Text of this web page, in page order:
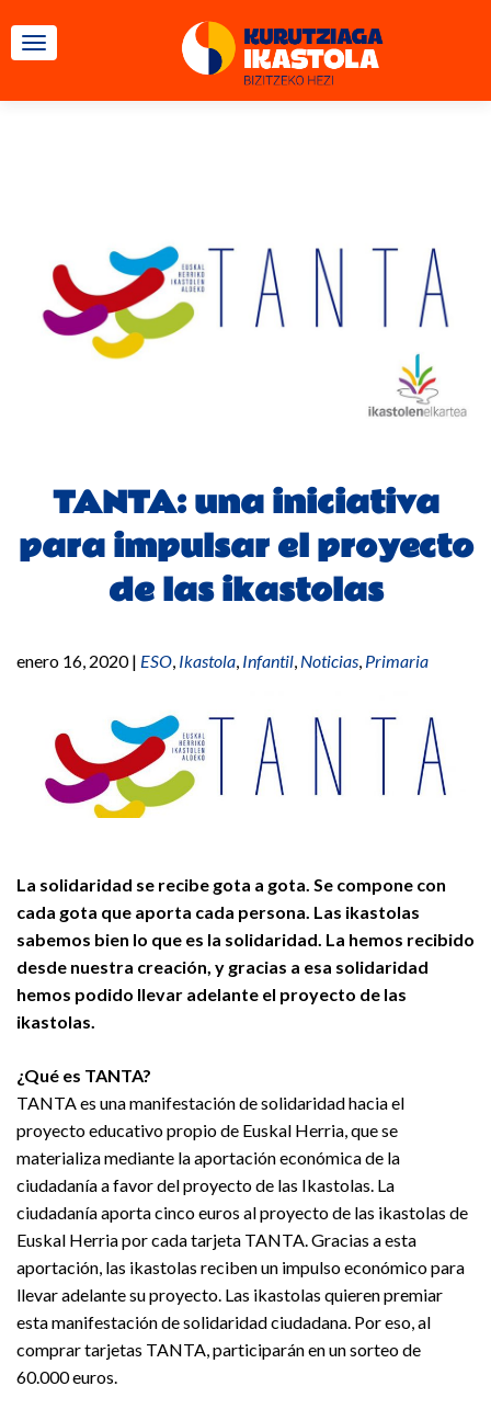
CAMBIAR NAVEGACIÓN
TANTA: una iniciativa
para impulsar el proyecto
de las ikastolas
enero 16, 2020| ESO, Ikastola, Infantil, Noticias, Primaria
La solidaridad se recibe gota a gota. Se compone con
cada gota que aporta cada persona. Las ikastolas
sabemos bien lo que es la solidaridad. La hemos recibido
desde nuestra creación, y gracias a esa solidaridad
hemos podido llevar adelante el proyecto de las
ikastolas.
¿Qué es TANTA?
TANTA es una manifestación de solidaridad hacia el
proyecto educativo propio de Euskal Herria, que se
materializa mediante la aportación económica de la
ciudadanía a favor del proyecto de las Ikastolas. La
ciudadanía aporta cinco euros al proyecto de las ikastolas de
Euskal Herria por cada tarjeta TANTA. Gracias a esta
aportación, las ikastolas reciben un impulso económico para
llevar adelante su proyecto. Las ikastolas quieren premiar
esta manifestación de solidaridad ciudadana. Por eso, al
comprar tarjetas TANTA, participarán en un sorteo de
60.000 euros.